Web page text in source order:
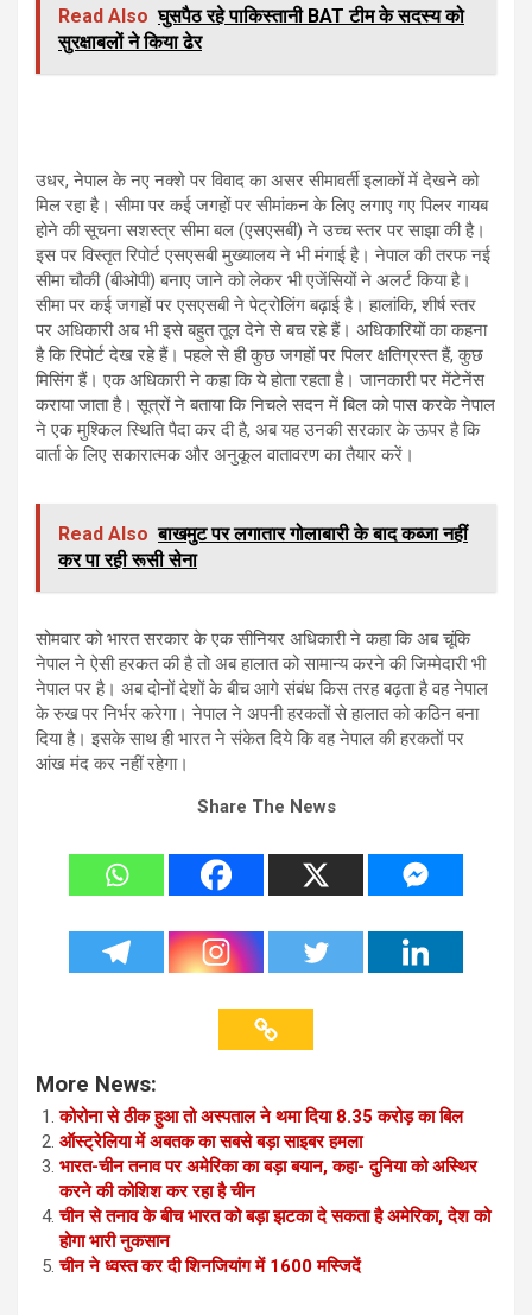
Read Also घुसपैठ रहे पाकिस्तानी BAT टीम के सदस्य को
सुरक्षाबलों ने किया ढेर
उधर, नेपाल के नए नक्शे पर विवाद का असर सीमावर्ती इलाकों में देखने को
मिल रहा है। सीमा पर कई जगहों पर सीमांकन के लिए लगाए गए पिलर गायब
होने की सूचना सशस्त्र सीमा बल (एसएसबी) ने उच्च स्तर पर साझा की है।
इस पर विस्तृत रिपोर्ट एसएसबी मुख्यालय ने भी मंगाई है। नेपाल की तरफ नई
सीमा चौकी (बीओपी) बनाए जाने को लेकर भी एजेंसियों ने अलर्ट किया है।
सीमा पर कई जगहों पर एसएसबी ने पेट्रोलिंग बढ़ाई है। हालांकि, शीर्ष स्तर
पर अधिकारी अब भी इसे बहुत तूल देने से बच रहे हैं। अधिकारियों का कहना
है कि रिपोर्ट देख रहे हैं। पहले से ही कुछ जगहों पर पिलर क्षतिग्रस्त हैं, कुछ
मिसिंग हैं। एक अधिकारी ने कहा कि ये होता रहता है। जानकारी पर मेंटेनेंस
कराया जाता है। सूत्रों ने बताया कि निचले सदन में बिल को पास करके नेपाल
ने एक मुश्किल स्थिति पैदा कर दी है, अब यह उनकी सरकार के ऊपर है कि
वार्ता के लिए सकारात्मक और अनुकूल वातावरण का तैयार करें।
Read Also बाखमुट पर लगातार गोलाबारी के बाद कब्जा नहीं
कर पा रही रूसी सेना
सोमवार को भारत सरकार के एक सीनियर अधिकारी ने कहा कि अब चूंकि
नेपाल ने ऐसी हरकत की है तो अब हालात को सामान्य करने की जिम्मेदारी भी
नेपाल पर है। अब दोनों देशों के बीच आगे संबंध किस तरह बढ़ता है वह नेपाल
के रुख पर निर्भर करेगा। नेपाल ने अपनी हरकतों से हालात को कठिन बना
दिया है। इसके साथ ही भारत ने संकेत दिये कि वह नेपाल की हरकतों पर
आंख मंद कर नहीं रहेगा।
Share The News
More News:
कोरोना से ठीक हुआ तो अस्पताल ने थमा दिया 8.35 करोड़ का बिल
ऑस्ट्रेलिया में अबतक का सबसे बड़ा साइबर हमला
भारत-चीन तनाव पर अमेरिका का बड़ा बयान, कहा- दुनिया को अस्थिर
करने की कोशिश कर रहा है चीन
चीन से तनाव के बीच भारत को बड़ा झटका दे सकता है अमेरिका, देश को
होगा भारी नुकसान
चीन ने ध्वस्त कर दी शि‍नजियांग में 1600 मस्जिदें